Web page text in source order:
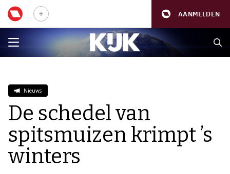
AANMELDEN
Nieuws
De schedel van
spitsmuizen krimpt ’s
winters